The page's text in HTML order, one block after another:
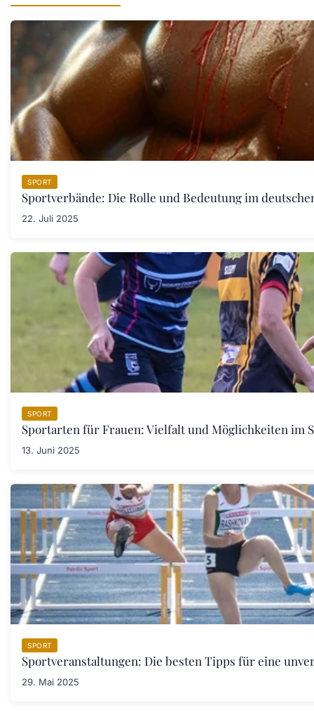
SPORT
Sportverbände: Die Rolle und Bedeutung im
22. Juli 2025
SPORT
Sportarten für Frauen: Vielfalt und Möglichkeiten im
13. Juni 2025
SPORT
Sportveranstaltungen: Die besten Tipps für eine
29. Mai 2025